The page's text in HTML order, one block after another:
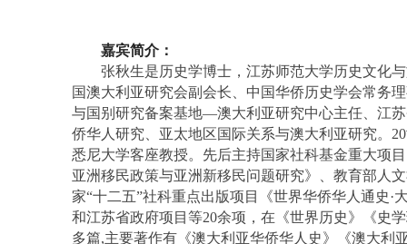
嘉宾简介：
张秋生是历史学博士，江苏师范大学历史文化
国澳大利亚研究会副会长、中国华侨历史学会常务
与国别研究备案基地—澳大利亚研究中心主任、江
侨华人研究、亚太地区国际关系与澳大利亚研究。
悉尼大学客座教授。先后主持国家社科基金重大项
亚洲移民政策与亚洲新移民问题研究》、教育部人
家“十二五”社科重点出版项目《世界华侨华人通史
和江苏省政府项目等20余项，在《世界历史》《史
多篇,主要著作有《澳大利亚华侨华人史》《澳大利